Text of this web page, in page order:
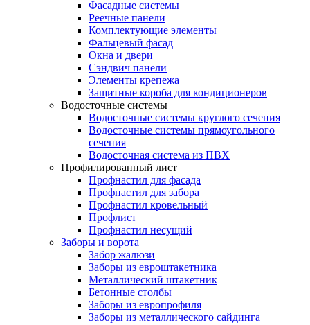
Фасадные системы
Реечные панели
Комплектующие элементы
Фальцевый фасад
Окна и двери
Сэндвич панели
Элементы крепежа
Защитные короба для кондиционеров
Водосточные системы
Водосточные системы круглого сечения
Водосточные системы прямоугольного
сечения
Водосточная система из ПВХ
Профилированный лист
Профнастил для фасада
Профнастил для забора
Профнастил кровельный
Профлист
Профнастил несущий
Заборы и ворота
Забор жалюзи
Заборы из евроштакетника
Металлический штакетник
Бетонные столбы
Заборы из европрофиля
Заборы из металлического сайдинга